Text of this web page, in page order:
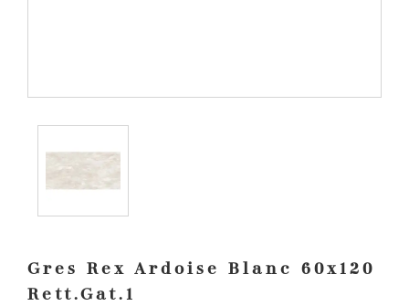
Gres Rex Ardoise Blanc 60x120
Rett.Gat.1